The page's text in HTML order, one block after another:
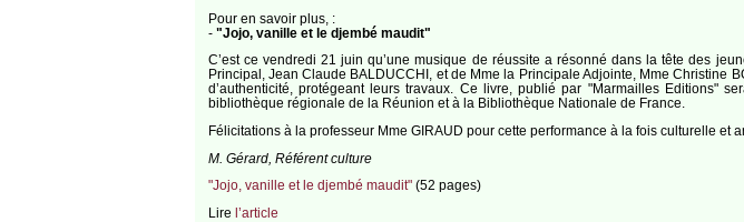
Pour en savoir plus, :
- "Jojo, vanille et le djembé maudit"
C’est ce vendredi 21 juin qu’une musique de réussite a résonné dans la tête des
Principal, Jean Claude BALDUCCHI, et de Mme la Principale Adjointe, Mme Christine
d’authenticité, protégeant leurs travaux. Ce livre, publié par "Marmailles Editions"
bibliothèque régionale de la Réunion et à la Bibliothèque Nationale de France.
Félicitations à la professeur Mme GIRAUD pour cette performance à la fois culturelle
M. Gérard, Référent culture
"Jojo, vanille et le djembé maudit"(52 pages)
Lire l’article